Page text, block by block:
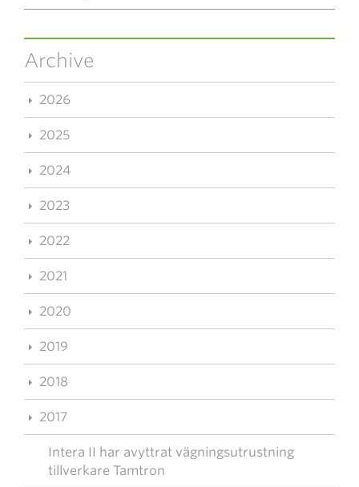
Archive
2026
2025
2024
2023
2022
2021
2020
2019
2018
2017
Intera II har avyttrat vägningsutrustning
tillverkare Tamtron